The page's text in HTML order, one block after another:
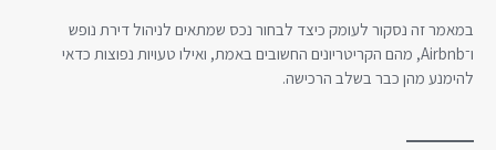
במאמר זה נסקור לעומק כיצד לבחור נכס שמתאים לניהול דירת נופש
ו־Airbnb, מהם הקריטריונים החשובים באמת, ואילו טעויות נפוצות כדאי
להימנע מהן כבר בשלב הרכישה.